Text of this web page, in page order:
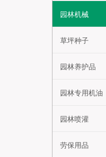
园林机械
草坪种子
园林养护品
园林专用机油
园林喷灌
劳保用品